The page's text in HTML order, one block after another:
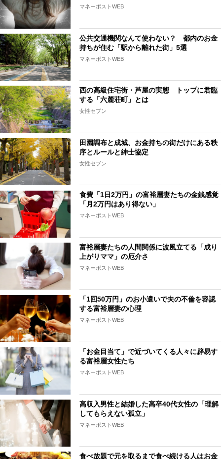
マネーポストWEB
公共交通機関なんて使わない？ 都内のお金
持ちが住む「駅から離れた街」5選
マネーポストWEB
西の高級住宅街・芦屋の実態 トップに君臨
する「六麓荘町」とは
女性セブン
田園調布と成城、お金持ちの街だけにある秩
序とルールと紳士協定
女性セブン
食費「1日2万円」の富裕層妻たちの金銭感覚
「月2万円はあり得ない」
マネーポストWEB
富裕層妻たちの人間関係に波風立てる「成り
上がりママ」の厄介さ
マネーポストWEB
「1回50万円」のお小遣いで夫の不倫を容認
する富裕層妻の心理
マネーポストWEB
「お金目当て」で近づいてくる人々に辟易す
る富裕層女性たち
マネーポストWEB
高収入男性と結婚した高卒40代女性の「理解
してもらえない孤立」
マネーポストWEB
食べ放題で元を取るまで食べ続ける人はお金